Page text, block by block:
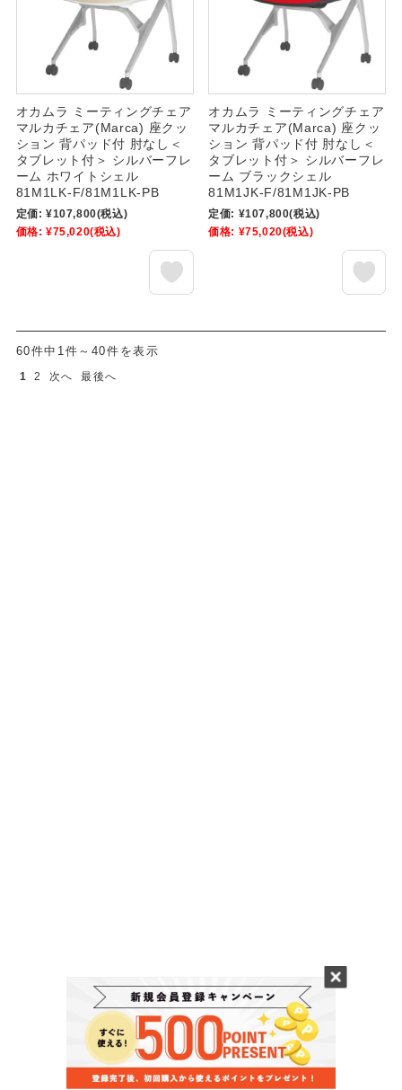
オカムラ ミーティングチェア
マルカチェア(Marca) 座クッ
ション 背パッド付 肘なし＜
タブレット付＞ シルバーフレ
ーム ホワイトシェル
81M1LK-F/81M1LK-PB
定価: ¥107,800(税込)
価格: ¥75,020(税込)
オカムラ ミーティングチェア
マルカチェア(Marca) 座クッ
ション 背パッド付 肘なし＜
タブレット付＞ シルバーフレ
ーム ブラックシェル
81M1JK-F/81M1JK-PB
定価: ¥107,800(税込)
価格: ¥75,020(税込)
60件中1件～40件を表示
1 2 次へ 最後へ